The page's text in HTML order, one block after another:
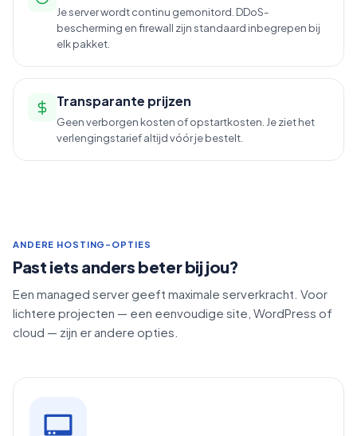
Je server wordt continu gemonitord. DDoS-
bescherming en firewall zijn standaard inbegrepen bij
elk pakket.
Transparante prijzen
Geen verborgen kosten of opstartkosten. Je ziet het
verlengingstarief altijd vóór je bestelt.
ANDERE HOSTING-OPTIES
Past iets anders beter bij jou?
Een managed server geeft maximale serverkracht. Voor
lichtere projecten — een eenvoudige site, WordPress of
cloud — zijn er andere opties.